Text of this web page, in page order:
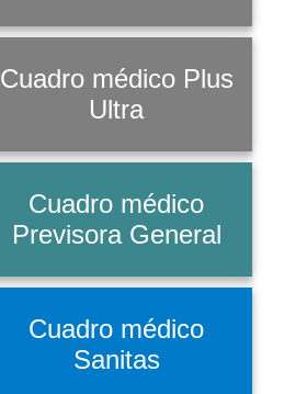
Cuadro médico Plus
Ultra
Cuadro médico
Previsora General
Cuadro médico
Sanitas